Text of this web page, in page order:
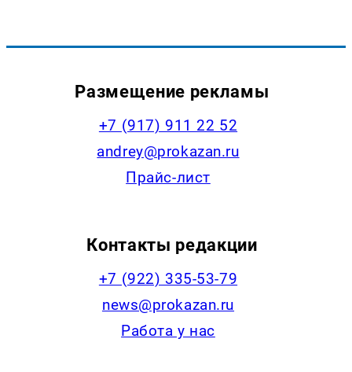
Размещение рекламы
+7 (917) 911 22 52
andrey@prokazan.ru
Прайс-лист
Контакты редакции
+7 (922) 335-53-79
news@prokazan.ru
Работа у нас